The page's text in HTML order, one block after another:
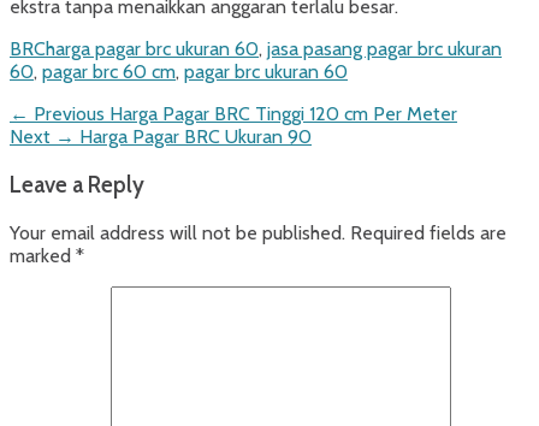
ekstra tanpa menaikkan anggaran terlalu besar.
Categories
BRCTags
harga pagar brc ukuran 60, jasa pasang pagar brc ukuran
60, pagar brc 60 cm, pagar brc ukuran 60
Post
navigation
← Previous Previous
post:
Harga Pagar BRC Tinggi 120 cm Per Meter
Next → Next
Harga Pagar BRC Ukuran 90
Leave a Reply
Your email address will not be published. Required fields are
marked *